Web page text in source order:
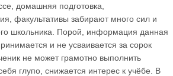
домашняя подготовка,
факультативы забирают много сил и
школьника. Порой, информация данная
и не усваивается за сорок
не может грамотно выполнить
глупо, снижается интерес к учёбе. В